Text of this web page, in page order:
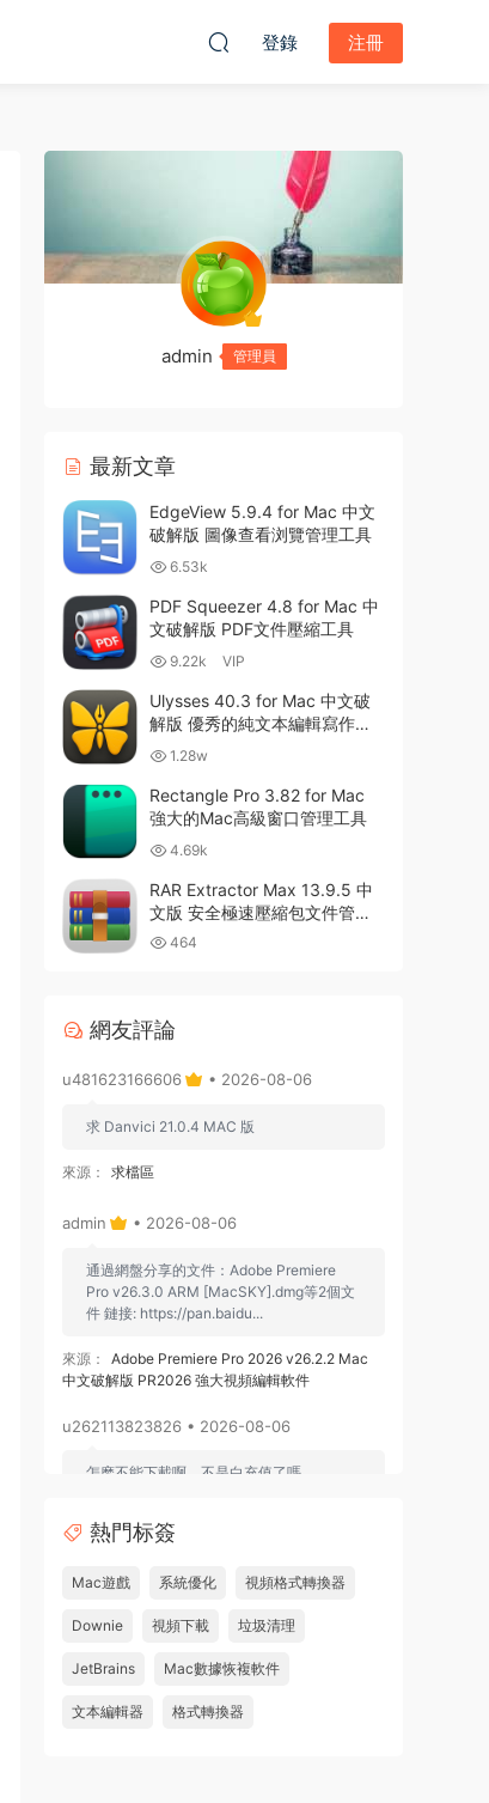
登錄 注冊
admin 管理員
最新文章
EdgeView 5.9.4 for Mac 中文
破解版 圖像查看浏覽管理工具
6.53k
PDF Squeezer 4.8 for Mac 中
文破解版 PDF文件壓縮工具
9.22k VIP
Ulysses 40.3 for Mac 中文破
解版 優秀的純文本編輯寫作軟
件 1.28w
Rectangle Pro 3.82 for Mac
強大的Mac高級窗口管理工具
4.69k
RAR Extractor Max 13.9.5 中
文版 安全極速壓縮包文件管理
器 464
網友評論
u481623166606 • 2026-08-06
求 Danvici 21.0.4 MAC 版
來源： 求檔區
admin • 2026-08-06
通過網盤分享的文件：Adobe Premiere
Pro v26.3.0 ARM [MacSKY].dmg等2個文
件 鏈接: https://pan.baidu...
來源：
Adobe Premiere Pro 2026 v26.2.2 Mac
中文破解版 PR2026 強大視頻編輯軟件
u262113823826 • 2026-08-06
怎麽不能下載啊，不是白充值了嗎
來源：
Adobe Premiere Pro 2026 v26.2.2 Mac
中文破解版 PR2026 強大視頻編輯軟件
u604731536624 • 2026-07-15
中文破解版
熱門标簽
Mac遊戲 系統優化 視頻格式轉換器
Downie 視頻下載 垃圾清理
JetBrains Mac數據恢複軟件
文本編輯器 格式轉換器